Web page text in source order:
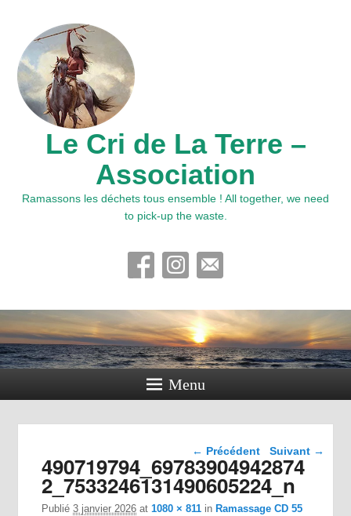
Le Cri de La Terre –
Association
Ramassons les déchets tous ensemble ! All together, we need
to pick-up the waste.
Menu
Navigation dans les
images
← Précédent Suivant →
490719794_69783904942874
2_7533246131490605224_n
Publié3 janvier 2026 at1080 × 811 in Ramassage CD 55